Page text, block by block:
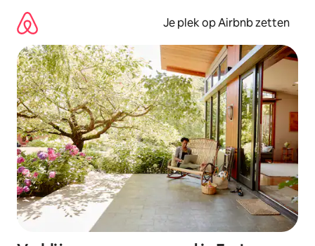
direct
naar
inhoud
Je plek op Airbnb zetten